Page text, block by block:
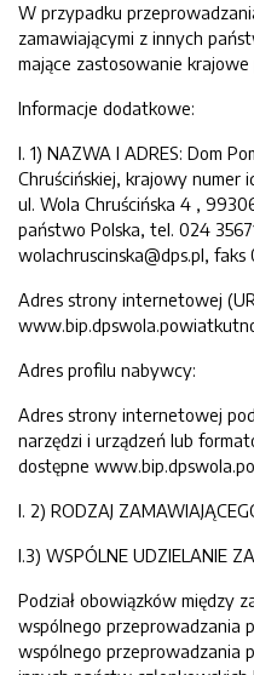
W przypadku
zamawiającymi z innych
mające zastosowanie
Informacje dodatkowe:
I. 1) NAZWA I ADRES: Dom
Chruścińskiej, krajowy numer
ul. Wola Chruścińska 4 ,
państwo Polska, tel. 024
wolachruscinska@dps.pl, faks
Adres strony internetowej
Adres profilu nabywcy:
Adres strony internetowej
narzędzi i urządzeń lub
dostępne
I. 2) RODZAJ
I.3) WSPÓLNE UDZIELANIE
Podział obowiązków między
wspólnego przeprowadzania
wspólnego przeprowadzania